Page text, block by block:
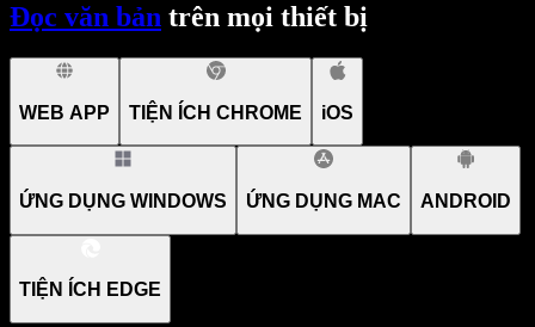
Đọc văn bản trên mọi thiết bị
WEB APP TIỆN ÍCH CHROME iOS
ỨNG DỤNG WINDOWS ỨNG DỤNG MAC ANDROID
TIỆN ÍCH EDGE